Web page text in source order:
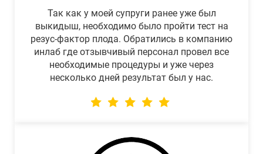
Так как у моей супруги ранее уже был
выкидыш, необходимо было пройти тест на
резус-фактор плода. Обратились в компанию
инлаб где отзывчивый персонал провел все
необходимые процедуры и уже через
несколько дней результат был у нас.